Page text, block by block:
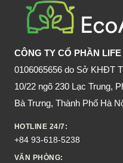
HIỆU
QUẢ,
AN
TOÀN,
TIẾT
CÔNG TY CỔ PHẦN
0106065656 do Sở KHĐT
10/22 ngõ 230 Lạc Trung,
Bà Trưng, Thành Phố Hà
HOTLINE 24/7:
+84 93-618-5238
VĂN PHÒNG: